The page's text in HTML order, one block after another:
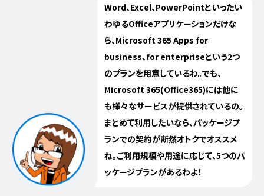
Word、Excel、PowerPointといったい
わゆるOfficeアプリケーションだけな
ら、Microsoft 365 Apps for
business、for enterpriseという2つ
のプランを用意しているわ。でも、
Microsoft 365(Office365)には他に
も様々なサービスが提供されているの。
まとめて利用したいなら、パッケージプ
ランでの契約が断然オトクでオススメ
ね。ご利用規模や用途に応じて、5つのパ
ッケージプランがあるわよ！